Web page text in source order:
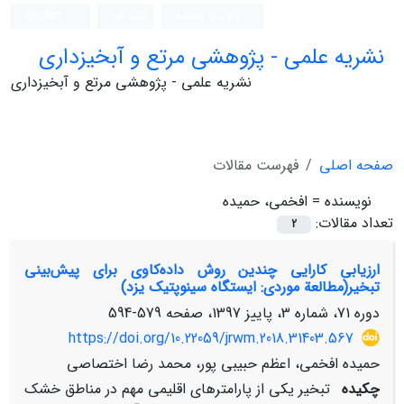
نشریه علمی - پژوهشی مرتع و آبخیزداری
نشریه علمی - پژوهشی مرتع و آبخیزداری
صفحه اصلی
فهرست مقالات
نویسنده = افخمی، حمیده
تعداد مقالات:
2
ارزیابی کارایی چندین روش داده‌کاوی برای پیش‌بینی
تبخیر(مطالعة موردی: ایستگاه سینوپتیک یزد)
دوره 71، شماره 3، پاییز 1397، صفحه
579-594
https://doi.org/10.22059/jrwm.2018.31403.567
حمیده افخمی، اعظم حبیبی پور، محمد رضا اختصاصی
چکیده تبخیر یکی از پارامترهای اقلیمی مهم در مناطق خشک